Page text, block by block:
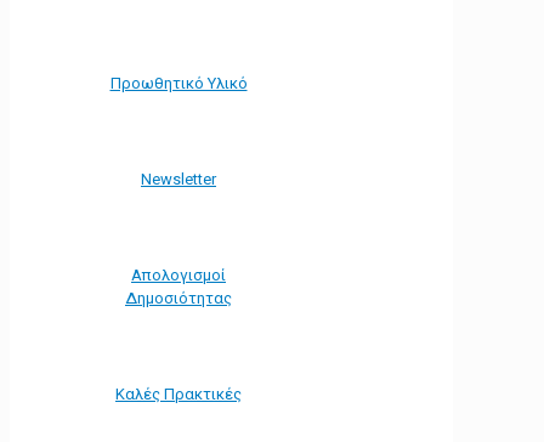
Προωθητικό Υλικό
Νewsletter
Απολογισμοί
Δημοσιότητας
Καλές Πρακτικές